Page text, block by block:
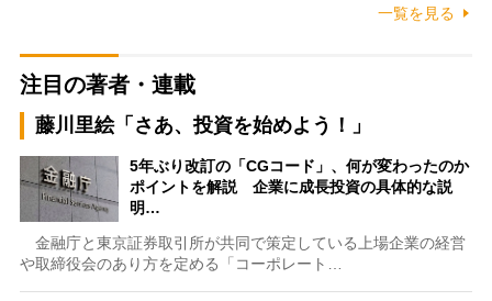
一覧を見る
注目の著者・連載
藤川里絵「さあ、投資を始めよう！」
5年ぶり改訂の「CGコード」、何が変わったのか
ポイントを解説 企業に成長投資の具体的な説
明…
金融庁と東京証券取引所が共同で策定している上場企業の経営
や取締役会のあり方を定める「コーポレート…